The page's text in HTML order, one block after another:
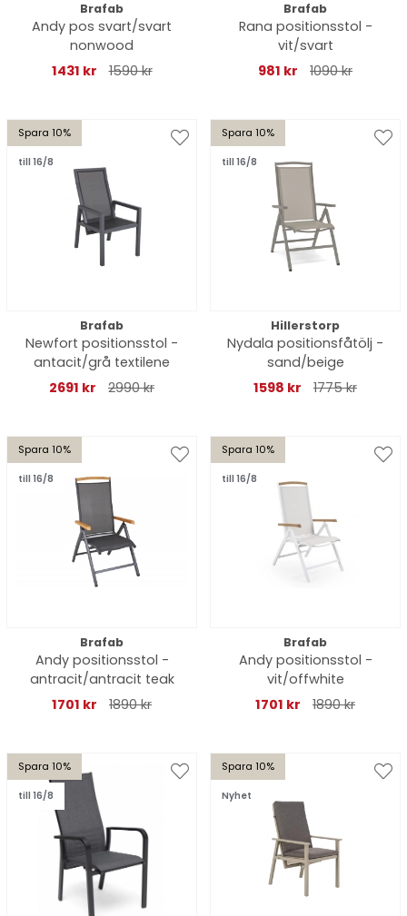
Brafab
Andy pos svart/svart
nonwood
1431 kr
1590 kr
Brafab
Rana positionsstol -
vit/svart
981 kr
1090 kr
Spara 10%
till 16/8
Brafab
Newfort positionsstol -
antacit/grå textilene
2691 kr
2990 kr
Spara 10%
till 16/8
Hillerstorp
Nydala positionsfåtölj -
sand/beige
1598 kr
1775 kr
Spara 10%
till 16/8
Brafab
Andy positionsstol -
antracit/antracit teak
1701 kr
1890 kr
Spara 10%
till 16/8
Brafab
Andy positionsstol -
vit/offwhite
1701 kr
1890 kr
Spara 10%
till 16/8
Spara 10%
Nyhet